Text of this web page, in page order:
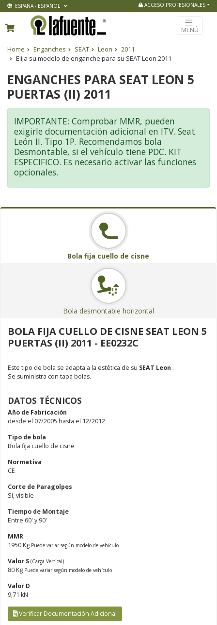
ESPAÑA - ESPAÑOL ACCESO PROFESIONALES
MENÚ
Home Enganches SEAT Leon
2011
Elija su modelo de enganche para su SEAT Leon 2011
ENGANCHES PARA SEAT LEON 5
PUERTAS (II) 2011
IMPORTANTE: Comprobar MMR, pueden
exigirle documentación adicional en ITV. Seat
León II. Tipo 1P. Recomendamos bola
Desmontable, si el vehículo tiene PDC. KIT
ESPECIFICO. Es necesario activar las funciones
opcionales.
Bola fija cuello de cisne
Bola desmontable horizontal
BOLA FIJA CUELLO DE CISNE SEAT LEON 5
PUERTAS (II) 2011 - EE0232C
Este tipo de bola se adapta a la estética de su SEAT Leon .
Se suministra con tapa bolas.
DATOS TÉCNICOS
Año de Fabricación
desde el 07/2005 hasta el 12/2012
Tipo de bola
Bola fija cuello de cisne
Normativa
CE
Corte de Paragolpes
Si, visible
Tiempo de Montaje
Entre 60' y 90'
MMR
1950 Kg Puede variar según modelo de vehículo
Valor S (Carga Vertical)
80 Kg Puede variar según modelo de vehículo
Valor D
9,71 kN
Verificar Documentación Adicional